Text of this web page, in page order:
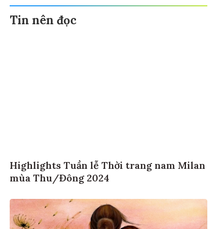
Tin nên đọc
Highlights Tuần lễ Thời trang nam Milan
mùa Thu/Đông 2024